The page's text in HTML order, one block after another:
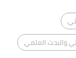
والبحث العلمي